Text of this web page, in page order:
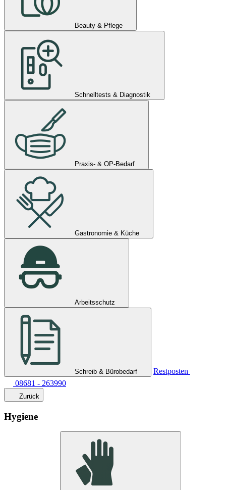
Beauty & Pflege
Schnelltests & Diagnostik
Praxis- & OP-Bedarf
Gastronomie & Küche
Arbeitsschutz
Schreib & Bürobedarf
Restposten
08681 - 263990
Zurück
Hygiene